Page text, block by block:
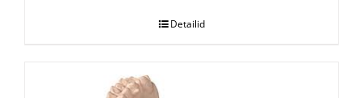
Detailid